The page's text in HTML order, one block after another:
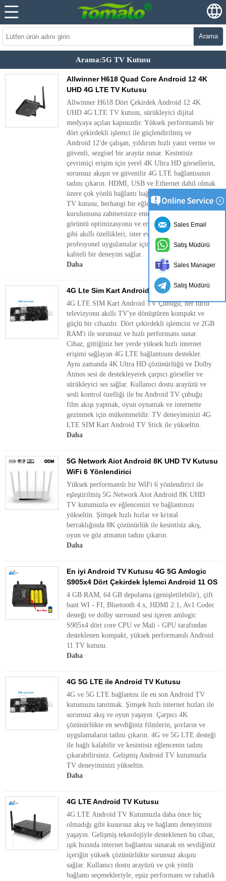
Arama
Arama:5G TV Kutusu
Allwinner H618 Quad Core Android 12 4K
UHD 4G LTE TV Kutusu
Allwinner H618 Dört Çekirdek Android 12 4K
UHD 4G LTE TV kutusu, sürükleyici dijital
medyaya açılan kapınızdır. Yüksek performanslı bir
dört çekirdekli işlemci ile güçlendirilmiş ve
Android 12'de çalışan, yıldırım hızlı yanıt verme ve
güvenli, sezgisel bir arayüz sunar. Kesintisiz
çevrimiçi erişim için yerel 4K Ultra HD görsellerin,
sorunsuz akışın ve güvenilir 4G LTE bağlantısının
tadını çıkarın. HDMI, USB ve Ethernet dahil olmak
üzere çok yönlü bağlantı bağlantı noktalarıyla bu
TV kutusu, herhangi bir eğlence veya dijital tabela
kurulumuna zahmetsizce entegre olur. Otomatik
görüntü optimizasyonu ve enerji tasarruflu tasarım
gibi akıllı özellikleri, ister ev sineması veya
profesyonel uygulamalar için dinamik, yüksek
kaliteli bir deneyim sağlar.
Daha
4G Lte Sim Kart Android TV Çubuğu
4G LTE SIM Kart Android TV Çubuğu, her türlü
televizyonu akıllı TV'ye dönüştüren kompakt ve
güçlü bir cihazdır. Dört çekirdekli işlemcisi ve 2GB
RAM'i ile sorunsuz ve hızlı performans sunar.
Cihaz, gittiğiniz her yerde yüksek hızlı internet
erişimi sağlayan 4G LTE bağlantısını destekler.
Aynı zamanda 4K Ultra HD çözünürlüğü ve Dolby
Atmos sesi de destekleyerek çarpıcı görseller ve
sürükleyici ses sağlar. Kullanıcı dostu arayüzü ve
sesli kontrol özelliği ile bu Android TV çubuğu
film akışı yapmak, oyun oynamak ve internette
gezinmek için mükemmeldir. TV deneyiminizi 4G
LTE SIM Kart Android TV Stick ile yükseltin.
Daha
5G Network Aiot Android 8K UHD TV Kutusu
WiFi 6 Yönlendirici
Yüksek performanslı bir WiFi 6 yönlendirici ile
eşleştirilmiş 5G Network Aiot Android 8K UHD
TV kutumuzla ev eğlencenizi ve bağlantınızı
yükseltin. Şimşek hızlı hızlar ve kristal
berraklığında 8K çözünürlük ile kesintisiz akış,
oyun ve göz atmanın tadını çıkarın.
Daha
En iyi Android TV Kutusu 4G 5G Amlogic
S905x4 Dört Çekirdek İşlemci Android 11 OS
4 GB RAM, 64 GB depolama (genişletilebilir), çift
bant WI - FI, Bluetooth 4.x, HDMI 2.1, Av1 Codec
desteği ve dolby surround sesi içeren amlogic
S905x4 dört core CPU ve Mali - GPU tarafından
desteklenen kompakt, yüksek performanslı Android
11 TV kutusu.
Daha
4G 5G LTE ile Android TV Kutusu
4G ve 5G LTE bağlantısı ile en son Android TV
kutumuzu tanıtmak. Şimşek hızlı internet hızları ile
sorunsuz akış ve oyun yaşayın. Çarpıcı 4K
çözünürlükte en sevdiğiniz filmlerin, şovların ve
uygulamaların tadını çıkarın. 4G ve 5G LTE desteği
ile bağlı kalabilir ve kesintisiz eğlencenin tadını
çıkarabilirsiniz. Gelişmiş Android TV kutumuzla
TV deneyiminizi yükseltin.
Daha
4G LTE Android TV Kutusu
4G LTE Android TV Kutumuzla daha önce hiç
olmadığı gibi kusursuz akış ve bağlantı deneyimini
yaşayın. Gelişmiş teknolojiyle desteklenen bu cihaz,
ışık hızında internet bağlantısı sunarak en sevdiğiniz
içeriğin yüksek çözünürlükte sorunsuz akışını
sağlar. Kullanıcı dostu arayüzü ve çok yönlü
bağlantı seçenekleriyle, eşsiz performans ve rahatlık
Sales Email
Satış Müdürü
Sales Manager
Satış Müdürü